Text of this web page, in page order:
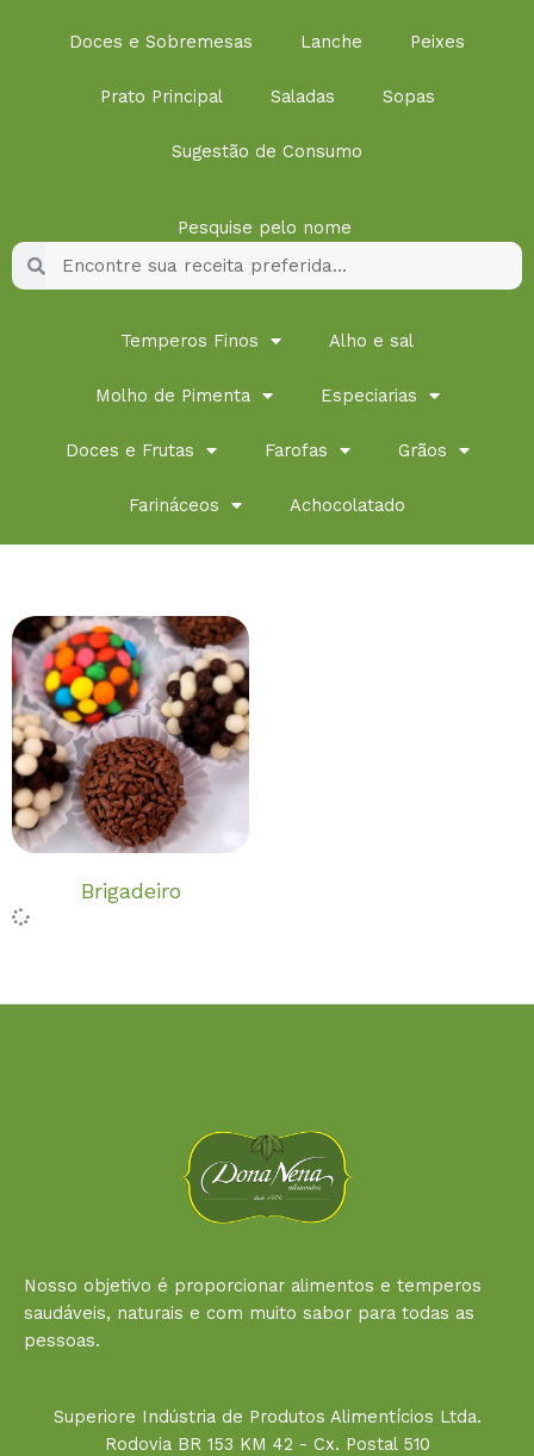
Doces e Sobremesas Lanche Peixes
Prato Principal Saladas Sopas
Sugestão de Consumo
Pesquise pelo nome
Pesquisar
Temperos Finos Alho e sal
Molho de Pimenta Especiarias
Doces e Frutas Farofas Grãos
Farináceos Achocolatado
Brigadeiro
Nosso objetivo é proporcionar alimentos e temperos
saudáveis, naturais e com muito sabor para todas as
pessoas.
Superiore Indústria de Produtos Alimentícios Ltda.
Rodovia BR 153 KM 42 - Cx. Postal 510